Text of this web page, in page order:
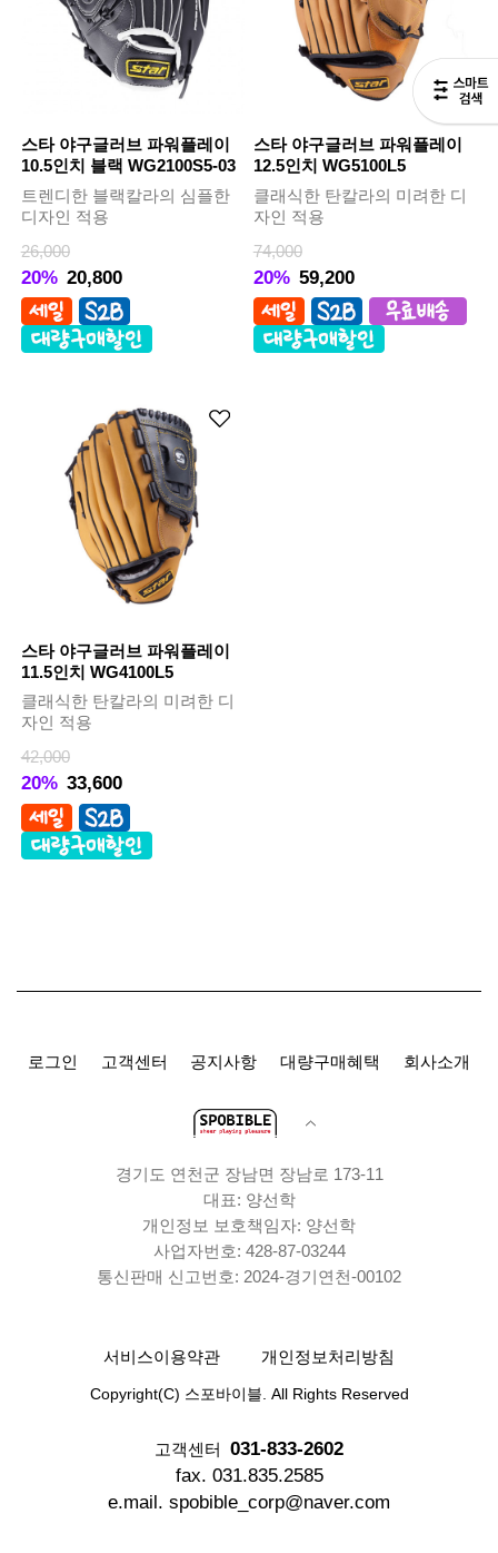
스타 야구글러브 파워플레이
10.5인치 블랙 WG2100S5-03
트렌디한 블랙칼라의 심플한
디자인 적용
26,000
20% 20,800
스타 야구글러브 파워플레이
12.5인치 WG5100L5
클래식한 탄칼라의 미려한 디
자인 적용
74,000
20% 59,200
스타 야구글러브 파워플레이
11.5인치 WG4100L5
클래식한 탄칼라의 미려한 디
자인 적용
42,000
20% 33,600
로그인 고객센터 공지사항 대량구매혜택 회사소개
경기도 연천군 장남면 장남로 173-11
대표: 양선학
개인정보 보호책임자: 양선학
사업자번호: 428-87-03244
통신판매 신고번호: 2024-경기연천-00102
서비스이용약관 개인정보처리방침
Copyright(C) 스포바이블. All Rights Reserved
고객센터 031-833-2602
fax. 031.835.2585
e.mail. spobible_corp@naver.com